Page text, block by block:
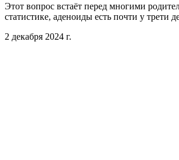
Этот вопрос встаёт перед многими
статистике, аденоиды есть почти у трети
2 декабря 2024 г.